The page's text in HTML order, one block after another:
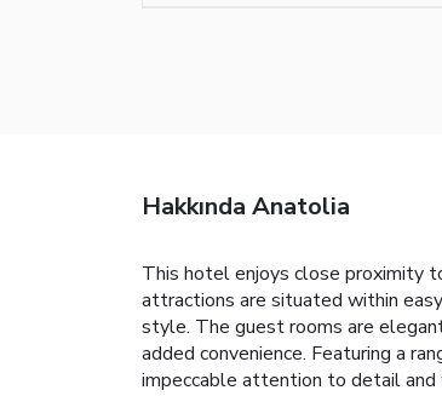
Hakkında Anatolia
This hotel enjoys close proximity
attractions are situated within
style. The guest rooms are
added convenience. Featuring a
impeccable attention to detail and